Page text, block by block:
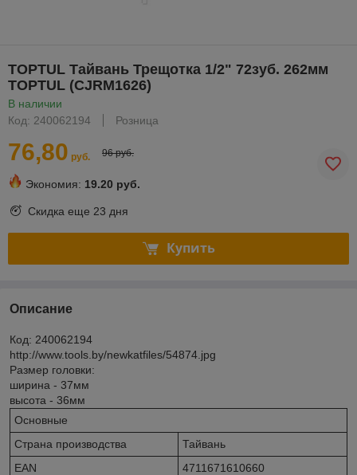
TOPTUL Тайвань Трещотка 1/2" 72зуб. 262мм
TOPTUL (CJRM1626)
В наличии
Код: 240062194
Розница
76,80 руб. 96 руб.
Экономия: 19.20 руб.
Скидка еще 23 дня
Купить
Описание
Код: 240062194
http://www.tools.by/newkatfiles/54874.jpg
Размер головки:
ширина - 37мм
высота - 36мм
Основные
Страна производства
Тайвань
EAN
4711671610660